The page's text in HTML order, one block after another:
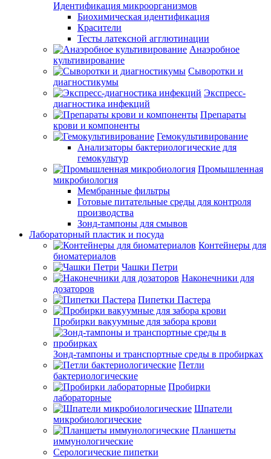
Идентификация микроорганизмов
Биохимическая идентификация
Красители
Тесты латексной агглютинации
Анаэробное
культивирование
Сыворотки и
диагностикумы
Экспресс-
диагностика инфекций
Препараты
крови и компоненты
Гемокультивирование
Анализаторы бактериологические для
гемокультур
Промышленная
микробиология
Мембранные фильтры
Готовые питательные среды для контроля
производства
Зонд-тампоны для смывов
Лабораторный пластик и посуда
Контейнеры для
биоматериалов
Чашки Петри
Наконечники для
дозаторов
Пипетки Пастера
Пробирки вакуумные для забора крови
Зонд-тампоны и транспортные среды в пробирках
Петли
бактериологические
Пробирки
лабораторные
Шпатели
микробиологические
Планшеты
иммунологические
Серологические пипетки